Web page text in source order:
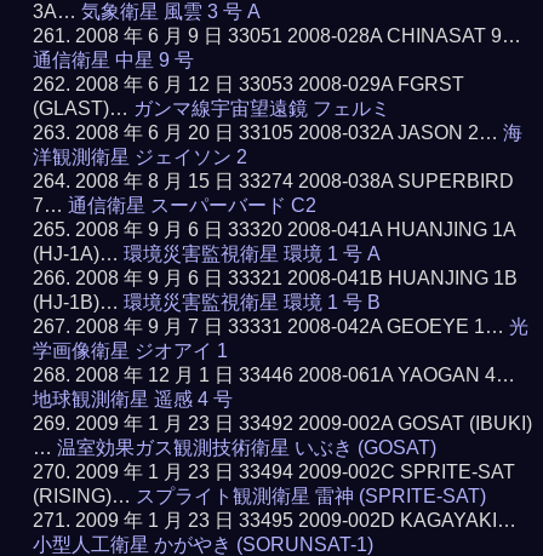
3A…気象衛星 風雲 3 号 A
2008 年 6 月 9 日 33051 2008-028A CHINASAT 9…
通信衛星 中星 9 号
2008 年 6 月 12 日 33053 2008-029A FGRST
(GLAST)… ガンマ線宇宙望遠鏡 フェルミ
2008 年 6 月 20 日 33105 2008-032A JASON 2…海
洋観測衛星 ジェイソン 2
2008 年 8 月 15 日 33274 2008-038A SUPERBIRD
7…通信衛星 スーパーバード C2
2008 年 9 月 6 日 33320 2008-041A HUANJING 1A
(HJ-1A)…環境災害監視衛星 環境 1 号 A
2008 年 9 月 6 日 33321 2008-041B HUANJING 1B
(HJ-1B)…環境災害監視衛星 環境 1 号 B
2008 年 9 月 7 日 33331 2008-042A GEOEYE 1…光
学画像衛星 ジオアイ 1
2008 年 12 月 1 日 33446 2008-061A YAOGAN 4…
地球観測衛星 遥感 4 号
2009 年 1 月 23 日 33492 2009-002A GOSAT (IBUKI)
…温室効果ガス観測技術衛星 いぶき (GOSAT)
2009 年 1 月 23 日 33494 2009-002C SPRITE-SAT
(RISING)… スプライト観測衛星 雷神 (SPRITE-SAT)
2009 年 1 月 23 日 33495 2009-002D KAGAYAKI…
小型人工衛星 かがやき (SORUNSAT-1)